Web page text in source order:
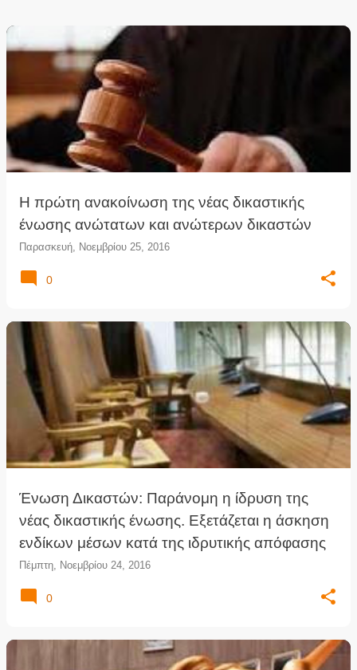
Η πρώτη ανακοίνωση της νέας δικαστικής
ένωσης ανώτατων και ανώτερων δικαστών
Παρασκευή, Νοεμβρίου 25, 2016
0
Ένωση Δικαστών: Παράνομη η ίδρυση της
νέας δικαστικής ένωσης. Εξετάζεται η άσκηση
ενδίκων μέσων κατά της ιδρυτικής απόφασης
Πέμπτη, Νοεμβρίου 24, 2016
0